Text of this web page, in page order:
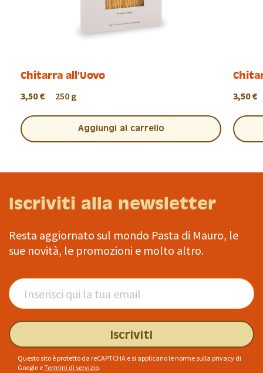
Chitarra all'Uovo
3,50 € 250 g
Aggiungi al carrello
3,50 €
Iscriviti alla newsletter
Resta aggiornato sul mondo Pasta di Mauro, le
sue novità, le promozioni e molto altro.
Iscriviti
Questo sito è protetto da reCAPTCHA e si applicano le norme sulla privacy di
Google eTermini di servizio.